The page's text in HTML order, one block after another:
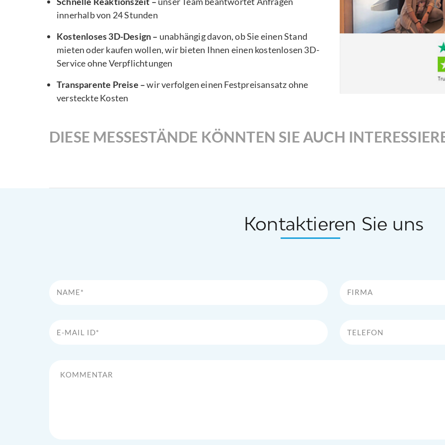
innerhalb von 24 Stunden
Kostenloses 3D-Design – unabhängig davon, ob Sie einen Stand
mieten oder kaufen wollen, wir bieten Ihnen einen kostenlosen 3D-
Service ohne Verpflichtungen
Transparente Preise –wir verfolgen einen Festpreisansatz ohne
versteckte Kosten
DIESE MESSESTÄNDE KÖNNTEN SIE AUCH
Kontaktieren Sie uns